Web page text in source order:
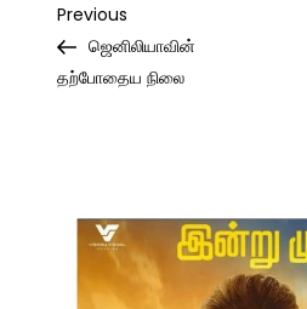
Post
navigation
Previous
Post
Previous
ஜெனிலியாவின்
தற்போதைய நிலை